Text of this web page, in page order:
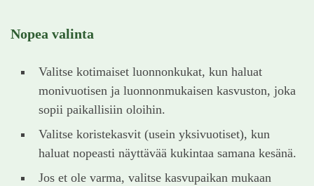
Nopea valinta
Valitse kotimaiset luonnonkukat, kun haluat
monivuotisen ja luonnonmukaisen kasvuston, joka
sopii paikallisiin oloihin.
Valitse koristekasvit (usein yksivuotiset), kun
haluat nopeasti näyttävää kukintaa samana kesänä.
Jos et ole varma, valitse kasvupaikan mukaan